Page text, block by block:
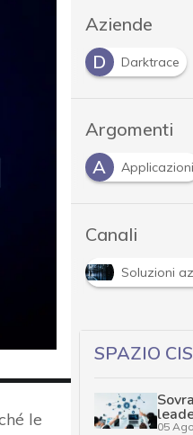
le
Aziende
D Darktrace
Argomenti
Applicazioni
Canali
Soluzioni
SPAZIO
05